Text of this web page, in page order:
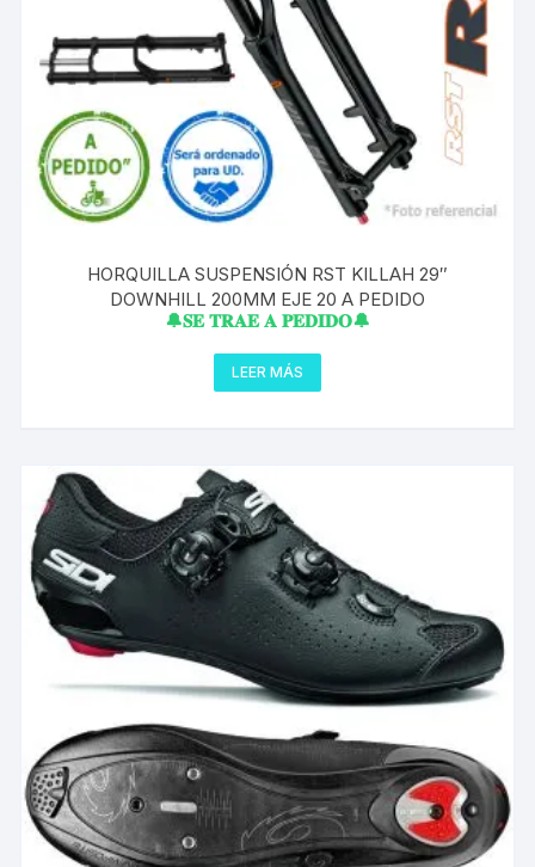
HORQUILLA SUSPENSIÓN RST KILLAH 29″
DOWNHILL 200MM EJE 20 A PEDIDO
🔔𝐒𝐄 𝐓𝐑𝐀𝐄 𝐀 𝐏𝐄𝐃𝐈𝐃𝐎🔔
LEER MÁS